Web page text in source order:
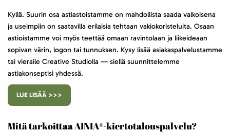
Kyllä. Suurin osa astiastoistamme on mahdollista saada valkoisena
ja useimpiin on saatavilla erilaisia tehtaan vakiokoristeluita. Osaan
astioistamme voi myös teettää omaan ravintolaan ja liikeideaan
sopivan värin, logon tai tunnuksen. Kysy lisää asiakaspalvelustamme
tai vieraile Creative Studiolla — siellä suunnittelemme
astiakonseptisi yhdessä.
LUE LISÄÄ >>>
Mitä tarkoittaa AINIA®-kiertotalouspalvelu?